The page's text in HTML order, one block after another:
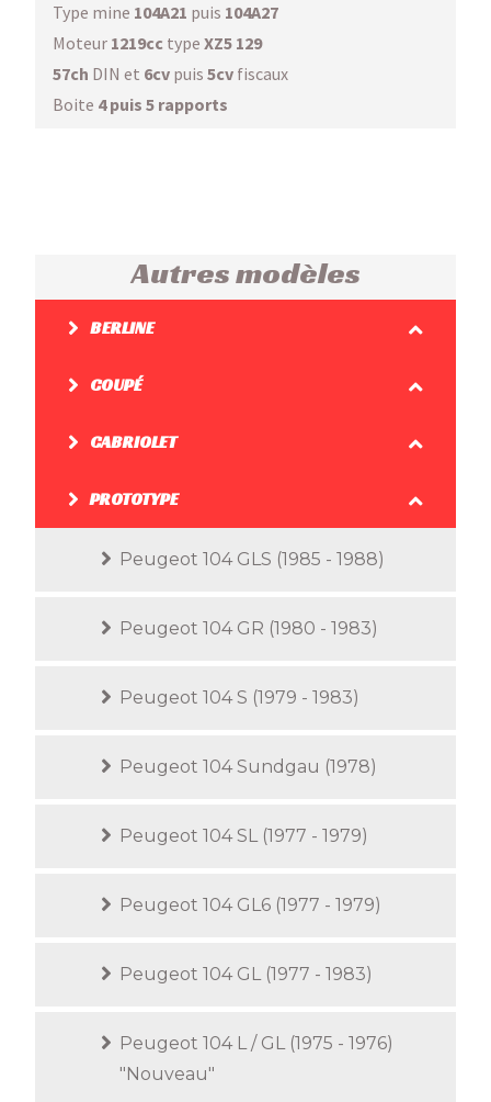
Type mine 104A21 puis 104A27
Moteur 1219cc type XZ5 129
57ch DIN et 6cv puis 5cv fiscaux
Boite 4 puis 5 rapports
Autres modèles
BERLINE
COUPÉ
CABRIOLET
PROTOTYPE
Peugeot 104 GLS (1985 - 1988)
Peugeot 104 GR (1980 - 1983)
Peugeot 104 S (1979 - 1983)
Peugeot 104 Sundgau (1978)
Peugeot 104 SL (1977 - 1979)
Peugeot 104 GL6 (1977 - 1979)
Peugeot 104 GL (1977 - 1983)
Peugeot 104 L / GL (1975 - 1976)
"Nouveau"